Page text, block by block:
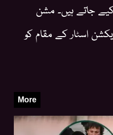
جاتے ہیں۔ مشن
اسٹار کے مقام کو
More